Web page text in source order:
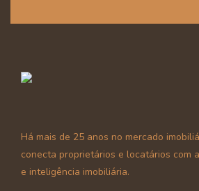
Há mais de 25 anos no mercado
conecta proprietários e locatários com
e inteligência imobiliária.